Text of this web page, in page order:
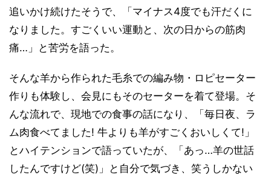
追いかけ続けたそうで、「マイナス4度でも汗だくに
なりました。すごくいい運動と、次の日からの筋肉
痛…」と苦労を語った。
そんな羊から作られた毛糸での編み物・ロピセーター
作りも体験し、会見にもそのセーターを着て登場。そ
んな流れで、現地での食事の話になり、「毎日夜、ラ
ム肉食べてました! 牛よりも羊がすごくおいしくて!」
とハイテンションで語っていたが、「あっ…羊の世話
したんですけど(笑)」と自分で気づき、笑うしかない